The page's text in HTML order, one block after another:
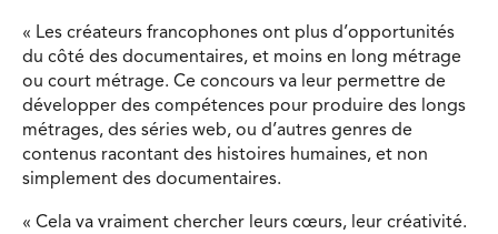
« Les créateurs francophones ont plus d’opportunités
du côté des documentaires, et moins en long métrage
ou court métrage. Ce concours va leur permettre de
développer des compétences pour produire des longs
métrages, des séries web, ou d’autres genres de
contenus racontant des histoires humaines, et non
simplement des documentaires.
« Cela va vraiment chercher leurs cœurs, leur créativité.